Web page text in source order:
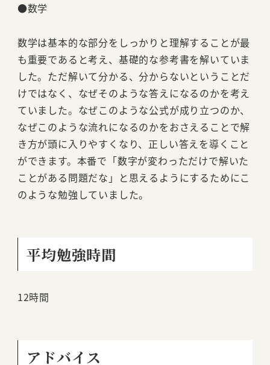
●数学
数学は基本的な部分をしっかりと理解することが最
も重要であると考え、基礎的な参考書を解いていま
した。ただ解いて分かる、分からないということだ
けではなく、なぜそのような答えになるのかを考え
ていました。なぜこのような公式が成り立つのか、
なぜこのような流れになるのかをおさえることで解
き方が頭に入りやすくなり、正しい答えを導くこと
ができます。本番で「数字が変わっただけで解いた
ことがある問題だな」と思えるようにするためにこ
のような勉強していました。
平均勉強時間
12時間
アドバイス